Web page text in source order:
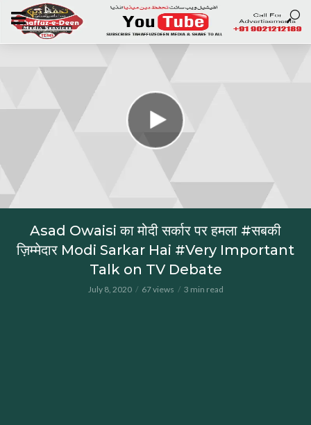
Asad Owaisi का मोदी सर्कार पर हमला #सबकी
ज़िम्मेदार Modi Sarkar Hai #Very Important
Talk on TV Debate
July 8, 2020 67 views 3 min read